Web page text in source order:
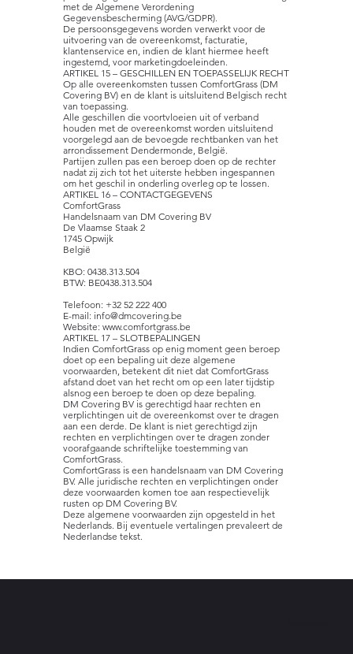
met de Algemene Verordening
Gegevensbescherming (AVG/GDPR).
De persoonsgegevens worden verwerkt voor de
uitvoering van de overeenkomst, facturatie,
klantenservice en, indien de klant hiermee heeft
ingestemd, voor marketingdoeleinden.
ARTIKEL 15 – GESCHILLEN EN TOEPASSELIJK RECHT
Op alle overeenkomsten tussen ComfortGrass (DM
Covering BV) en de klant is uitsluitend Belgisch recht
van toepassing.
Alle geschillen die voortvloeien uit of verband
houden met de overeenkomst worden uitsluitend
voorgelegd aan de bevoegde rechtbanken van het
arrondissement Dendermonde, België.
Partijen zullen pas een beroep doen op de rechter
nadat zij zich tot het uiterste hebben ingespannen
om het geschil in onderling overleg op te lossen.
ARTIKEL 16 – CONTACTGEGEVENS
ComfortGrass
Handelsnaam van DM Covering BV
De Vlaamse Staak 2
1745 Opwijk
België
KBO: 0438.313.504
BTW: BE0438.313.504
Telefoon: +32 52 222 400
E-mail: info@dmcovering.be
Website: www.comfortgrass.be
ARTIKEL 17 – SLOTBEPALINGEN
Indien ComfortGrass op enig moment geen beroep
doet op een bepaling uit deze algemene
voorwaarden, betekent dit niet dat ComfortGrass
afstand doet van het recht om op een later tijdstip
alsnog een beroep te doen op deze bepaling.
DM Covering BV is gerechtigd haar rechten en
verplichtingen uit de overeenkomst over te dragen
aan een derde. De klant is niet gerechtigd zijn
rechten en verplichtingen over te dragen zonder
voorafgaande schriftelijke toestemming van
ComfortGrass.
ComfortGrass is een handelsnaam van DM Covering
BV. Alle juridische rechten en verplichtingen onder
deze voorwaarden komen toe aan respectievelijk
rusten op DM Covering BV.
Deze algemene voorwaarden zijn opgesteld in het
Nederlands. Bij eventuele vertalingen prevaleert de
Nederlandse tekst.